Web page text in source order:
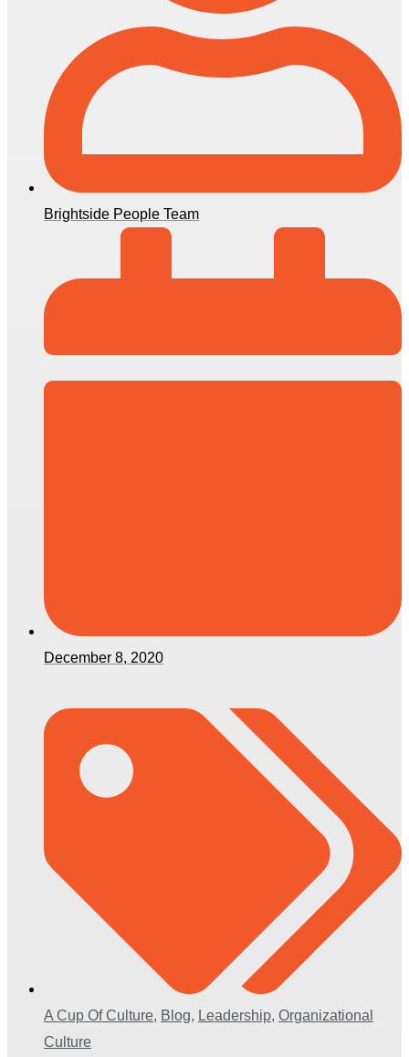
Brightside People Team
December 8, 2020
A Cup Of Culture, Blog, Leadership, Organizational
Culture